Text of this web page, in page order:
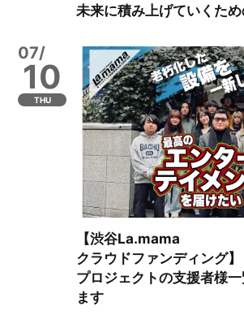
未来に積み上げていくた
07/
10
THU
【渋谷La.mama
クラウドファンディング】
プロジェクトの支援者様
ます